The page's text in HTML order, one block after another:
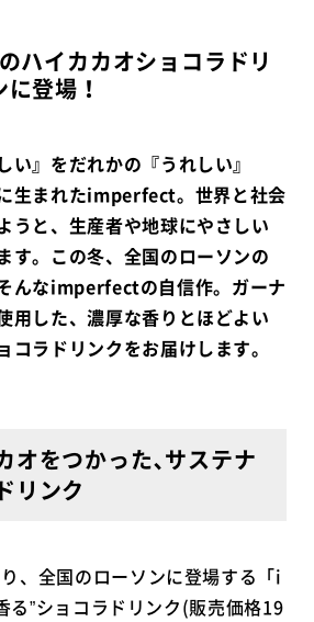
ハイカカオショコラドリ
登場！
い』をだれかの『うれしい』
生まれたimperfect。世界と社会
うと、生産者や地球にやさしい
す。この冬、全国のローソンの
んなimperfectの自信作。ガーナ
用した、濃厚な香りとほどよい
コラドリンクをお届けします。
オをつかった､サステナ
リンク
、全国のローソンに登場する「i
”ショコラドリンク(販売価格19